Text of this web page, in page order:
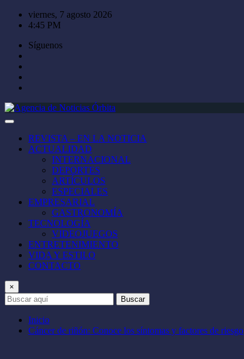
Saltar
viernes, 7 agosto 2026
4:45 PM
Síguenos
REVISTA – EN LA NOTICIA
ACTUALIDAD
INTERNACIONAL
DEPORTES
ARTÍCULOS
ESPECIALES
EMPRESARIAL
GASTRONOMÍA
TECNOLOGÍA
VIDEOJUEGOS
ENTRETENIMIENTO
VIDA Y ESTILO
CONTACTO
×
Buscar
Inicio
Cáncer de riñón: Conoce los síntomas y factores de riesgo